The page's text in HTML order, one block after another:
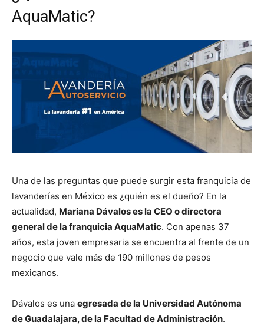
AquaMatic?
Una de las preguntas que puede surgir esta franquicia de
lavanderías en México es ¿quién es el dueño? En la
actualidad, Mariana Dávalos es la CEO o directora
general de la franquicia AquaMatic. Con apenas 37
años, esta joven empresaria se encuentra al frente de un
negocio que vale más de 190 millones de pesos
mexicanos.
Dávalos es una egresada de la Universidad Autónoma
de Guadalajara, de la Facultad de Administración.